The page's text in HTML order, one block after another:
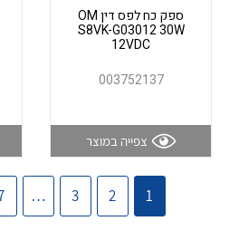
לכל מוצרי היצרן
ספק כח לפס דין OM
S8VK-G03012 30W
12VDC
003752137
צפייה במוצר
1
2
3
…